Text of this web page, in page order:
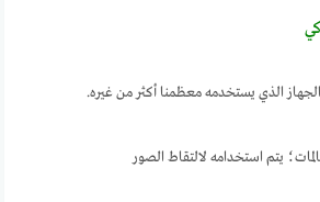
الذي يستخدمه معظمنا أكثر من غيره.
يتم استخدامه لالتقاط الصور